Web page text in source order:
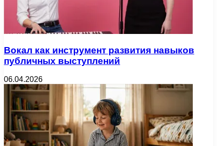
Вокал как инструмент развития навыков
публичных выступлений
06.04.2026